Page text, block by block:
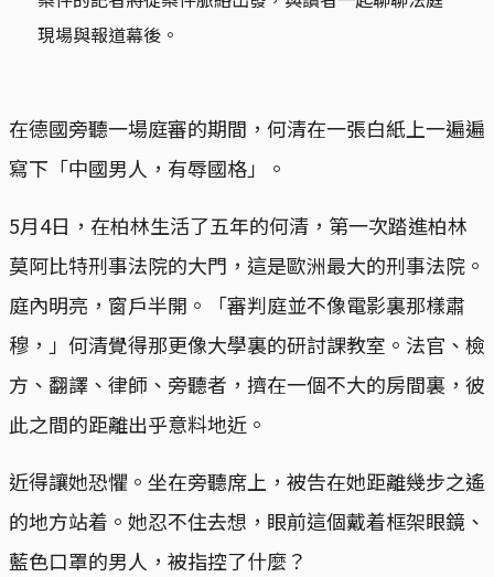
現場與報道幕後。
在德國旁聽一場庭審的期間，何清在一張白紙上一遍遍
寫下「中國男人，有辱國格」。
5月4日，在柏林生活了五年的何清，第一次踏進柏林
莫阿比特刑事法院的大門，這是歐洲最大的刑事法院。
庭內明亮，窗戶半開。「審判庭並不像電影裏那樣肅
穆，」何清覺得那更像大學裏的研討課教室。法官、檢
方、翻譯、律師、旁聽者，擠在一個不大的房間裏，彼
此之間的距離出乎意料地近。
近得讓她恐懼。坐在旁聽席上，被告在她距離幾步之遙
的地方站着。她忍不住去想，眼前這個戴着框架眼鏡、
藍色口罩的男人，被指控了什麼？